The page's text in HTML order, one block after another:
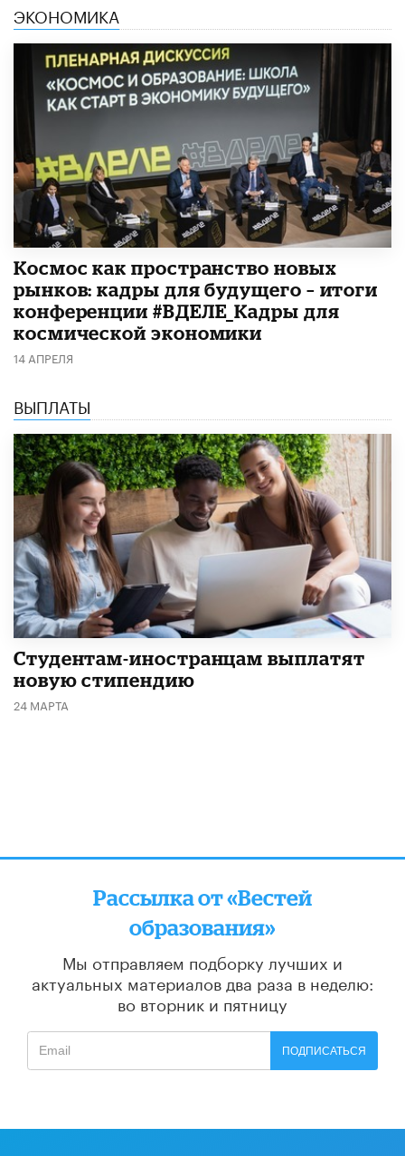
ЭКОНОМИКА
Космос как пространство новых
рынков: кадры для будущего – итоги
конференции #ВДЕЛЕ_Кадры для
космической экономики
14 АПРЕЛЯ
ВЫПЛАТЫ
Студентам-иностранцам выплатят
новую стипендию
24 МАРТА
Рассылка от «Вестей
образования»
Мы отправляем подборку лучших и
актуальных материалов два раза в неделю:
во вторник и пятницу
ПОДПИСАТЬСЯ